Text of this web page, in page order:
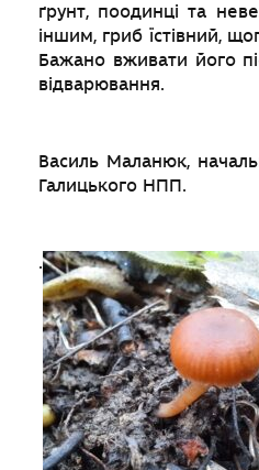
ґрунт, поодинці та
іншим, гриб їстівний,
Бажано вживати його
відварювання.
Василь Маланюк,
Галицького НПП.
.